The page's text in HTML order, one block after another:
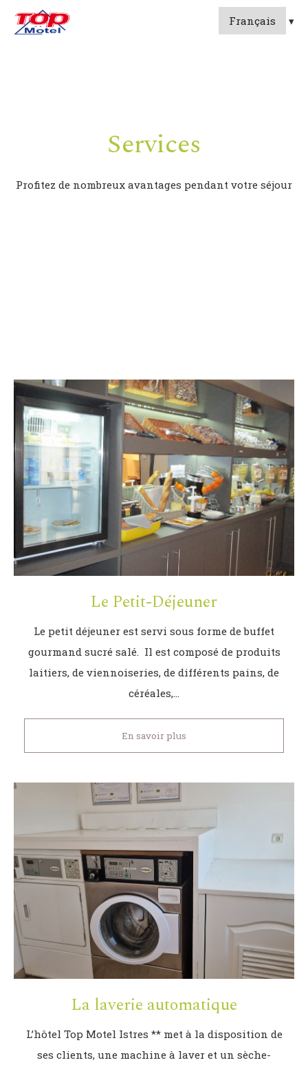
Services
Profitez de nombreux avantages pendant votre séjour
Le Petit-Déjeuner
Le petit déjeuner est servi sous forme de buffet
gourmand sucré salé. Il est composé de produits
laitiers, de viennoiseries, de différents pains, de
céréales,…
En savoir plus
La laverie automatique
L’hôtel Top Motel Istres ** met à la disposition de
ses clients, une machine à laver et un sèche-